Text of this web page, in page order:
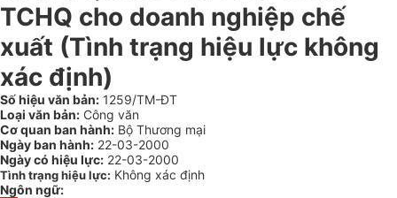
TCHQ cho doanh nghiệp chế
xuất (Tình trạng hiệu lực không
xác định)
Số hiệu văn bản: 1259/TM-ĐT
Loại văn bản: Công văn
Cơ quan ban hành: Bộ Thương mại
Ngày ban hành: 22-03-2000
Ngày có hiệu lực: 22-03-2000
Tình trạng hiệu lực: Không xác định
Ngôn ngữ: